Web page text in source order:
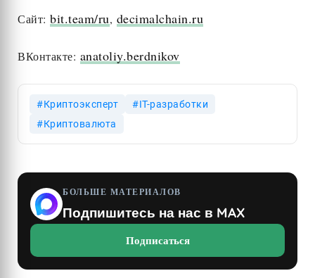
Сайт: bit.team/ru, decimalchain.ru
ВКонтакте: anatoliy.berdnikov
Криптоэксперт
IT-разработки
Криптовалюта
БОЛЬШЕ МАТЕРИАЛОВ
Подпишитесь на нас в MAX
Подписаться